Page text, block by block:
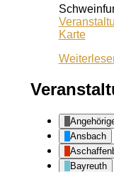
Karte
Ansbach
Bayreuth